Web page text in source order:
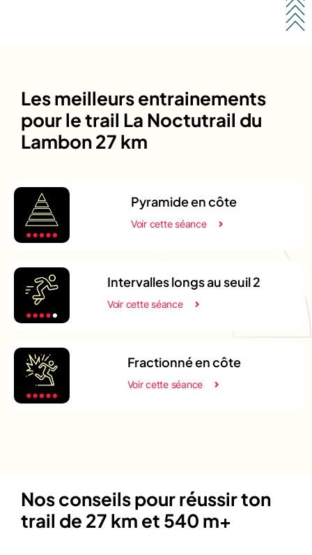
Les meilleurs entrainements
pour le trail La Noctutrail du
Lambon 27 km
Pyramide en côte
Voir cette séance
Intervalles longs au seuil 2
Voir cette séance
Fractionné en côte
Voir cette séance
Nos conseils pour réussir ton
trail de 27 km et 540 m+